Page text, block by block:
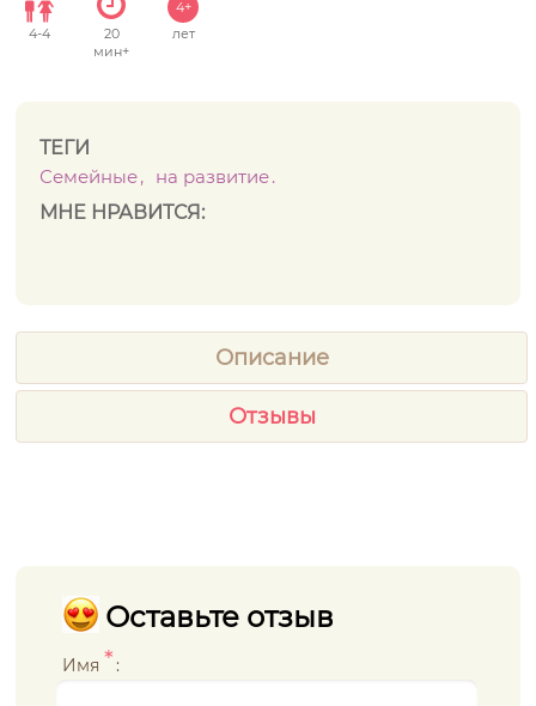
4-4
20
мин+
4+
лет
ТЕГИ
Семейные
на развитие
МНЕ НРАВИТСЯ:
Описание
Отзывы
Оставьте отзыв
Имя * :